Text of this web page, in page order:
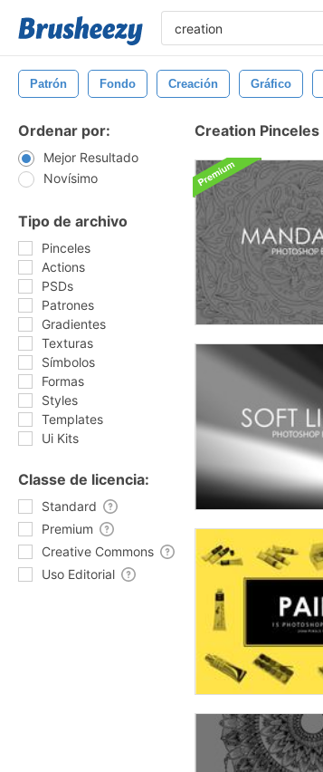
Patrón Fondo Creación Gráfico
Ordenar por:
Mejor Resultado
Novísimo
Tipo de archivo
Pinceles
Actions
PSDs
Patrones
Gradientes
Texturas
Símbolos
Formas
Styles
Templates
Ui Kits
Classe de licencia:
Standard
Premium
Creative Commons
Uso Editorial
Creation Pinceles